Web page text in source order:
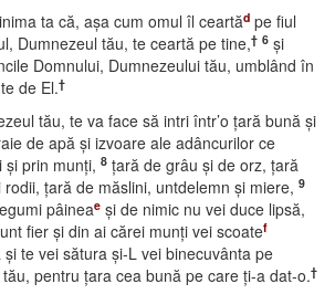
ta că, aşa cum omul îl ceartăd pe fiul
Dumnezeul tău, te ceartă pe tine,† 6 şi
Domnului, Dumnezeului tău, umblând în
de El.†
tău, te va face să intri într’o ţară bună şi
de apă şi izvoare ale adâncurilor ce
şi prin munţi, 8 ţară de grâu şi de orz, ţară
ţară de măslini, untdelemn şi miere, 9
pâineae şi de nimic nu vei duce lipsă,
fier şi din ai cărei munţi vei scoatef
şi te vei sătura şi-L vei binecuvânta pe
pentru ţara cea bună pe care ţi-a dat-o.†